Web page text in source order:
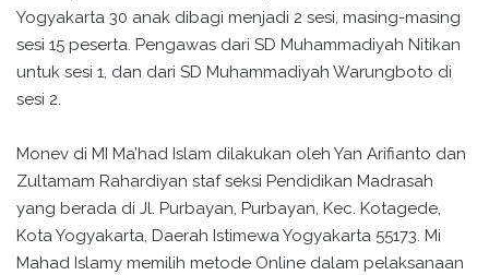
Yogyakarta 30 anak dibagi menjadi 2 sesi, masing-masing
sesi 15 peserta. Pengawas dari SD Muhammadiyah Nitikan
untuk sesi 1, dan dari SD Muhammadiyah Warungboto di
sesi 2.
Monev di MI Ma’had Islam dilakukan oleh Yan Arifianto dan
Zultamam Rahardiyan staf seksi Pendidikan Madrasah
yang berada di Jl. Purbayan, Purbayan, Kec. Kotagede,
Kota Yogyakarta, Daerah Istimewa Yogyakarta 55173. Mi
Mahad Islamy memilih metode Online dalam pelaksanaan